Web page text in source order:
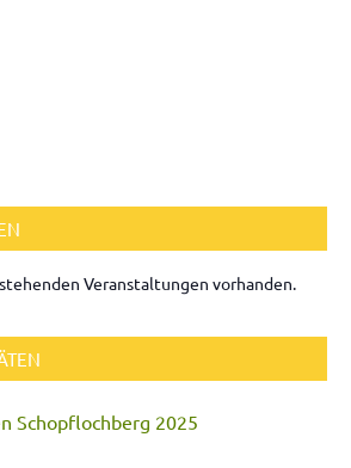
Veranstaltungen vorhanden.
Schopflochberg 2025